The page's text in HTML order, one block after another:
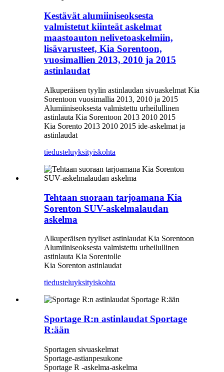
Kestävät alumiiniseoksesta
valmistetut kiinteät askelmat
maastoauton nelivetoaskelmiin,
lisävarusteet, Kia Sorentoon,
vuosimallien 2013, 2010 ja 2015
astinlaudat
Alkuperäisen tyylin astinlaudan sivuaskelmat Kia
Sorentoon vuosimallia 2013, 2010 ja 2015
Alumiiniseoksesta valmistettu urheilullinen
astinlauta Kia Sorentoon 2013 2010 2015
Kia Sorento 2013 2010 2015 ide-askelmat ja
astinlaudat
tiedusteluyksityiskohta
Tehtaan suoraan tarjoamana Kia
Sorenton SUV-askelmalaudan
askelma
Alkuperäisen tyyliset astinlaudat Kia Sorentoon
Alumiiniseoksesta valmistettu urheilullinen
astinlauta Kia Sorentolle
Kia Sorenton astinlaudat
tiedusteluyksityiskohta
Sportage R:n astinlaudat Sportage
R:ään
Sportagen sivuaskelmat
Sportage-astianpesukone
Sportage R -askelma-askelma